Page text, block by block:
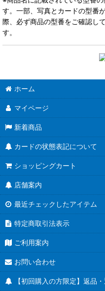
す。一部、写真とカードの型番
際、必ず商品の型番をご確認し
す。
ホーム
マイページ
新着商品
カードの状態表記について
ショッピングカート
店舗案内
最近チェックしたアイテム
特定商取引法表示
ご利用案内
お問い合わせ
【初回購入の方限定】返品